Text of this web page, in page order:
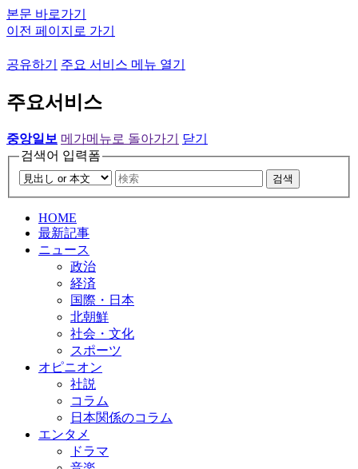
본문 바로가기
이전 페이지로 가기
공유하기 주요 서비스 메뉴 열기
주요서비스
중앙일보 메가메뉴로 돌아가기
닫기
검색어 입력폼
검색
HOME
最新記事
ニュース
政治
経済
国際・日本
北朝鮮
社会・文化
スポーツ
オピニオン
社説
コラム
日本関係のコラム
エンタメ
ドラマ